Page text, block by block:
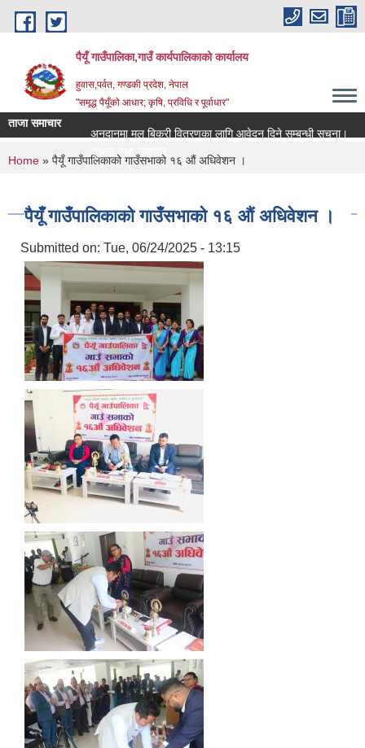
Skip to main content
पैयूँ गाउँपालिका,गाउँ कार्यपालिकाको कार्यालय
हुवास,पर्वत, गण्डकी प्रदेश, नेपाल
"समृद्ध पैयूँको आधार; कृषि, प्रविधि र पूर्वाधार"
ताजा समाचार
अनुदानमा मल बिक्री वितरणका लागि आवेदन दिने सम्बन्धी सूचना।
सूचना तथा समाचार
You are here
Home » पैयूँ गाउँपालिकाको गाउँसभाको १६ औं अधिवेशन ।
पैयूँ गाउँपालिकाको गाउँसभाको १६ औं अधिवेशन ।
Submitted on: Tue, 06/24/2025 - 13:15